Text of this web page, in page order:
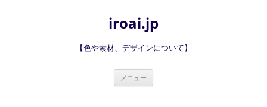
iroai.jp
【色や素材、デザインについて】
メニュー